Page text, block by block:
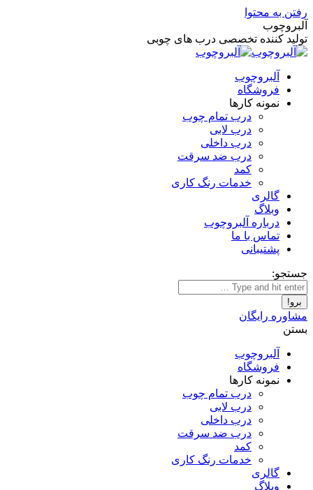
رفتن به محتوا
آلبروچوب
تولید کننده تخصصی درب های چوبی
آلبروچوب
فروشگاه
نمونه کارها
درب تمام چوب
درب لابی
درب داخلی
درب ضد سرقت
کمد
خدمات رنگ کاری
گالری
وبلاگ
درباره آلبروچوب
تماس با ما
پشتیبانی
جستجو:
مشاوره رایگان
بستن
آلبروچوب
فروشگاه
نمونه کارها
درب تمام چوب
درب لابی
درب داخلی
درب ضد سرقت
کمد
خدمات رنگ کاری
گالری
وبلاگ